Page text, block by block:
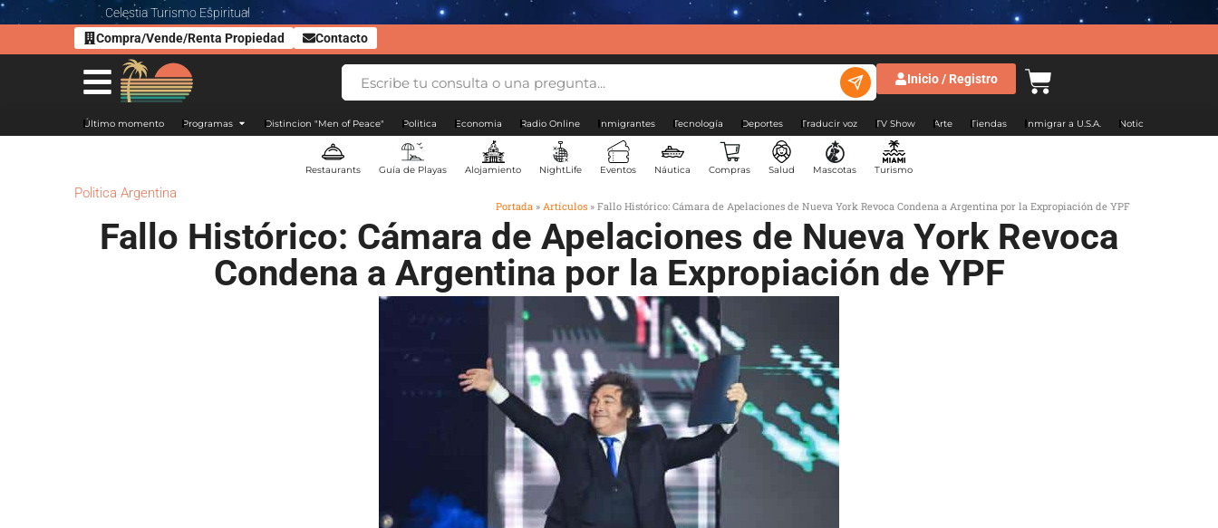
Celestia Turismo Espiritual
Compra/Vende/Renta Propiedad
Contacto
Inicio / Registro
Último momento Programas Distincion "Men of Peace" Politica Economia Radio Online Inmigrantes Tecnología Deportes Traducir voz TV Show Arte Tiendas Inmigrar a U.S.A. Noticias Argentina
Restaurants Guía de Playas Alojamiento NightLife Eventos Náutica Compras Salud Mascotas Turismo
Politica Argentina
Portada » Artículos » Fallo Histórico: Cámara de Apelaciones de Nueva York Revoca Condena a Argentina por la Expropiación de YPF
Fallo Histórico: Cámara de Apelaciones de Nueva York Revoca
Condena a Argentina por la Expropiación de YPF